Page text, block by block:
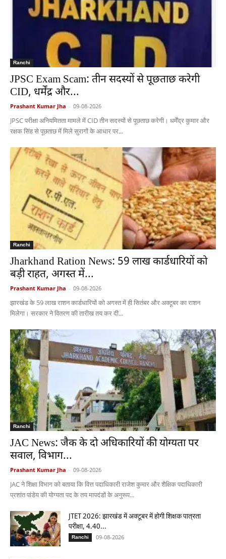
Ranchi
JPSC Exam Scam: तीन सदस्यों से पूछताछ करेगी
CID, धर्मेंद्र और...
Prashant Kumar Jha - 09-08-2026
JPSC परीक्षा अनियमितता मामले में CID तीन सदस्यों से पूछताछ करेगी। धर्मेंद्र कुमार और
रक्षक सिंह से पूछताछ में मिले सुरागों के आधार पर...
Ranchi
Jharkhand Ration News: 59 लाख कार्डधारियों को
बड़ी राहत, अगस्त में...
Prashant Kumar Jha - 09-08-2026
झारखंड के 59 लाख राशन कार्डधारियों को अगस्त में ही सितंबर और अक्टूबर का राशन
मिलेगा। सरकार ने वितरण की तारीख तय कर दी...
Ranchi
JAC News: जैक के दो अधिकारियों की योग्यता पर
सवाल, विभाग...
Prashant Kumar Jha - 09-08-2026
JAC ने शिक्षा विभाग को बताया कि वित्त पदाधिकारी राजेश कुमार और शैक्षिक पदाधिकारी
प्रशांत पांडेय की योग्यता पद के तय मापदंडों के अनुरूप...
JTET 2026: झारखंड में अक्टूबर में होगी शिक्षक पात्रता
परीक्षा, 4.40...
Ranchi 09-08-2026